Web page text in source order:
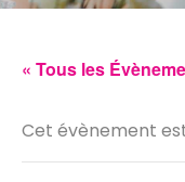
« Tous les
Cet évènement